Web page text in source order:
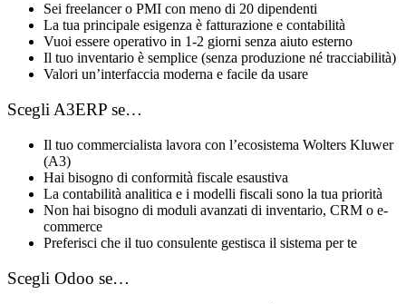
Sei freelancer o PMI con meno di 20 dipendenti
La tua principale esigenza è fatturazione e contabilità
Vuoi essere operativo in 1-2 giorni senza aiuto esterno
Il tuo inventario è semplice (senza produzione né tracciabilità)
Valori un’interfaccia moderna e facile da usare
Scegli A3ERP se…
Il tuo commercialista lavora con l’ecosistema Wolters Kluwer
(A3)
Hai bisogno di conformità fiscale esaustiva
La contabilità analitica e i modelli fiscali sono la tua priorità
Non hai bisogno di moduli avanzati di inventario, CRM o e-
commerce
Preferisci che il tuo consulente gestisca il sistema per te
Scegli Odoo se…